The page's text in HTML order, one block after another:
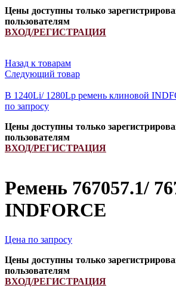
Цены доступны только
пользователям
ВХОД/РЕГИСТРАЦИЯ
Назад к товарам
Следующий товар
B 1240Li/ 1280Lp ремень клиновой
по запросу
Цены доступны только
пользователям
ВХОД/РЕГИСТРАЦИЯ
Ремень 767057.1/
INDFORCE
Цена по запросу
Цены доступны только
пользователям
ВХОД/РЕГИСТРАЦИЯ